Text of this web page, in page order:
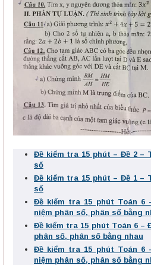
Đề kiểm tra 15 phút – Đề 2 –
số
Đề kiểm tra 15 phút – Đề 1 –
số
Đề kiểm tra 15 phút Toán 6
niệm phân số, phân số bằng
Đề kiểm tra 15 phút Toán 6 –
phân số, phân số bằng nhau
Đề kiểm tra 15 phút Toán 6
niệm phân số, phân số bằng